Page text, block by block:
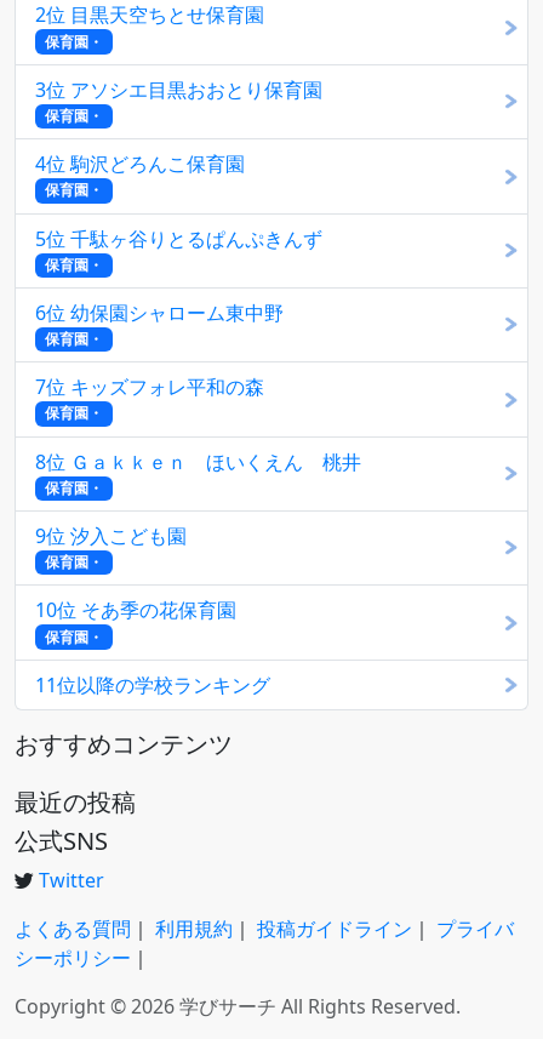
2位 目黒天空ちとせ保育園
保育園・
3位 アソシエ目黒おおとり保育園
保育園・
4位 駒沢どろんこ保育園
保育園・
5位 千駄ヶ谷りとるぱんぷきんず
保育園・
6位 幼保園シャローム東中野
保育園・
7位 キッズフォレ平和の森
保育園・
8位 Ｇａｋｋｅｎ ほいくえん 桃井
保育園・
9位 汐入こども園
保育園・
10位 そあ季の花保育園
保育園・
11位以降の学校ランキング
おすすめコンテンツ
最近の投稿
公式SNS
Twitter
よくある質問 ｜ 利用規約 ｜ 投稿ガイドライン ｜ プライバ
シーポリシー ｜
Copyright © 2026 学びサーチ All Rights Reserved.